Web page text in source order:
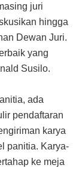
juri
hingga
Dewan Juri.
yang
Susilo.
ada
pendaftaran
karya
panitia. Karya-
ke meja